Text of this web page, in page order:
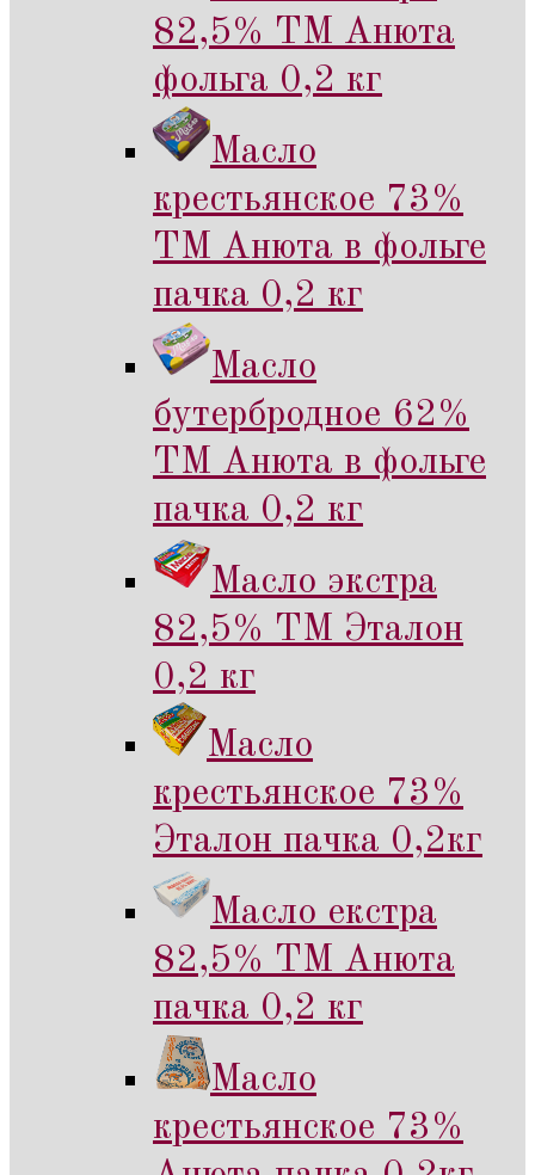
82,5% ТМ Анюта
фольга 0,2 кг
Масло
крестьянское 73%
ТМ Анюта в фольге
пачка 0,2 кг
Масло
бутербродное 62%
ТМ Анюта в фольге
пачка 0,2 кг
Масло экстра
82,5% ТМ Эталон
0,2 кг
Масло
крестьянское 73%
Эталон пачка 0,2кг
Масло екстра
82,5% ТМ Анюта
пачка 0,2 кг
Масло
крестьянское 73%